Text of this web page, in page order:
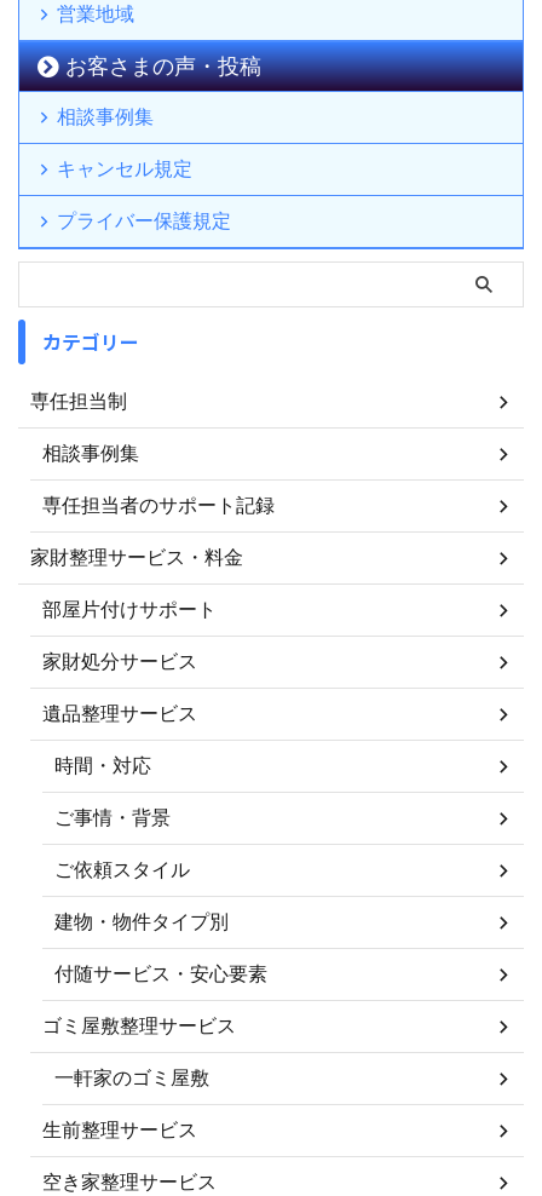
営業地域
お客さまの声・投稿
相談事例集
キャンセル規定
プライバー保護規定
カテゴリー
専任担当制
相談事例集
専任担当者のサポート記録
家財整理サービス・料金
部屋片付けサポート
家財処分サービス
遺品整理サービス
時間・対応
ご事情・背景
ご依頼スタイル
建物・物件タイプ別
付随サービス・安心要素
ゴミ屋敷整理サービス
一軒家のゴミ屋敷
生前整理サービス
空き家整理サービス